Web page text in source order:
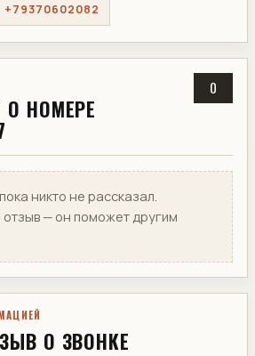
+79370602082
О НОМЕРЕ
0
никто не рассказал.
отзыв — он поможет другим
О ЗВОНКЕ